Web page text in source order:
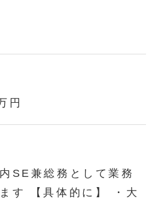
円
SE兼総務として業務
す 【具体的に】 ・大